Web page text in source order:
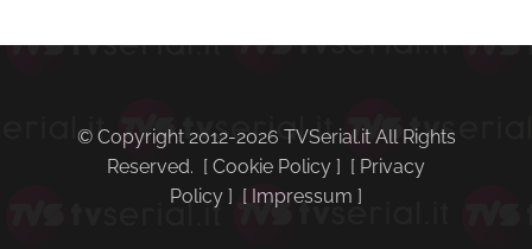
primaria
© Copyright 2012-2026 TVSerial.it All Rights
Reserved. [ Cookie Policy ] [ Privacy
Policy ] [ Impressum ]